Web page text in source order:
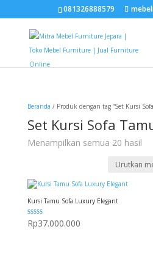
081326888579
Beranda / Produk dengan tag “Set Kursi
Set Kursi Sofa
Menampilkan semua 20 hasil
Kursi Tamu Sofa Luxury Elegant
Dinilai
5.00
dari 5
Rp37.000.000